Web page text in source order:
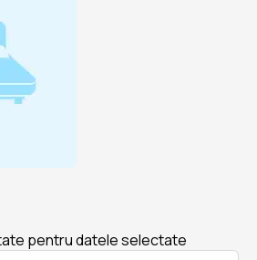
pentru datele selectate